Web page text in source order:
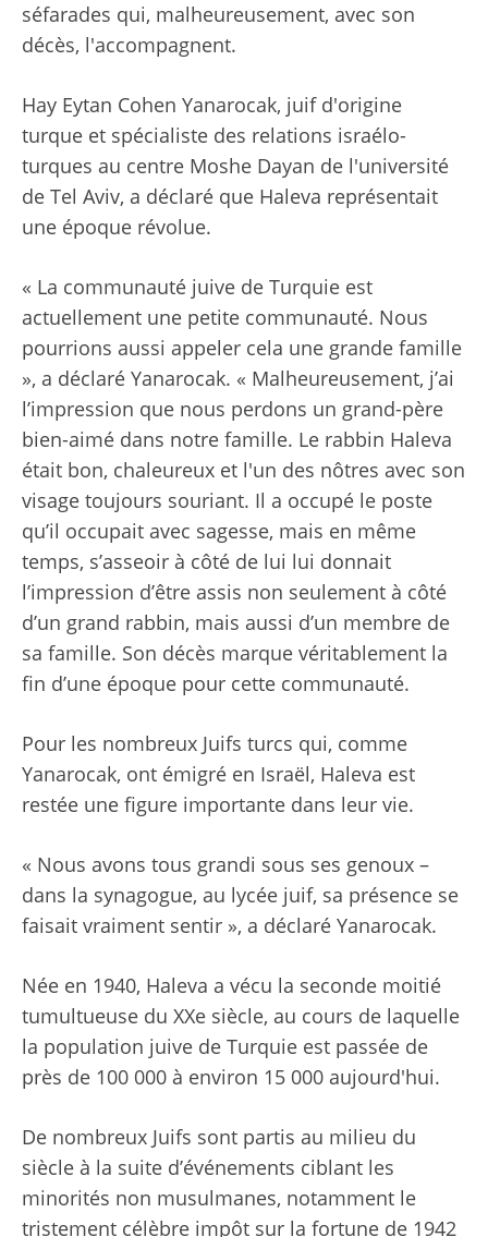
séfarades qui, malheureusement, avec son
décès, l'accompagnent.
Hay Eytan Cohen Yanarocak, juif d'origine
turque et spécialiste des relations israélo-
turques au centre Moshe Dayan de l'université
de Tel Aviv, a déclaré que Haleva représentait
une époque révolue.
« La communauté juive de Turquie est
actuellement une petite communauté. Nous
pourrions aussi appeler cela une grande famille
», a déclaré Yanarocak. « Malheureusement, j’ai
l’impression que nous perdons un grand-père
bien-aimé dans notre famille. Le rabbin Haleva
était bon, chaleureux et l'un des nôtres avec son
visage toujours souriant. Il a occupé le poste
qu’il occupait avec sagesse, mais en même
temps, s’asseoir à côté de lui lui donnait
l’impression d’être assis non seulement à côté
d’un grand rabbin, mais aussi d’un membre de
sa famille. Son décès marque véritablement la
fin d’une époque pour cette communauté.
Pour les nombreux Juifs turcs qui, comme
Yanarocak, ont émigré en Israël, Haleva est
restée une figure importante dans leur vie.
« Nous avons tous grandi sous ses genoux –
dans la synagogue, au lycée juif, sa présence se
faisait vraiment sentir », a déclaré Yanarocak.
Née en 1940, Haleva a vécu la seconde moitié
tumultueuse du XXe siècle, au cours de laquelle
la population juive de Turquie est passée de
près de 100 000 à environ 15 000 aujourd'hui.
De nombreux Juifs sont partis au milieu du
siècle à la suite d’événements ciblant les
minorités non musulmanes, notamment le
tristement célèbre impôt sur la fortune de 1942